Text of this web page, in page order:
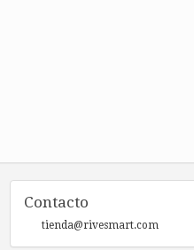
Contacto
tienda@rivesmart.com